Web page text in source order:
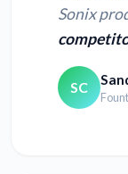
Sonix
SC